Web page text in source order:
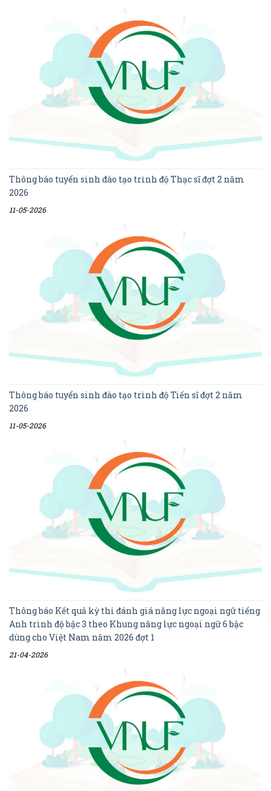
Thông báo tuyển sinh đào tạo trình độ Thạc sĩ đợt 2 năm
2026
11-05-2026
Thông báo tuyển sinh đào tạo trình độ Tiến sĩ đợt 2 năm
2026
11-05-2026
Thông báo Kết quả kỳ thi đánh giá năng lực ngoại ngữ tiếng
Anh trình độ bậc 3 theo Khung năng lực ngoại ngữ 6 bậc
dùng cho Việt Nam năm 2026 đợt 1
21-04-2026